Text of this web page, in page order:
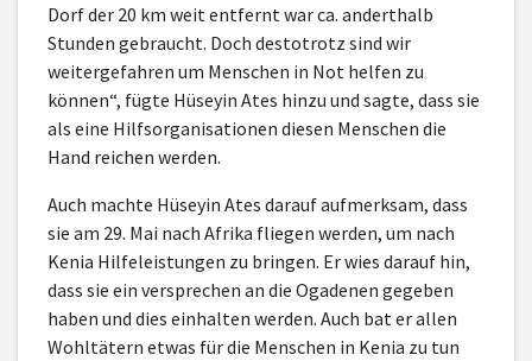
Dorf der 20 km weit entfernt war ca. anderthalb
Stunden gebraucht. Doch destotrotz sind wir
weitergefahren um Menschen in Not helfen zu
können“, fügte Hüseyin Ates hinzu und sagte, dass sie
als eine Hilfsorganisationen diesen Menschen die
Hand reichen werden.
Auch machte Hüseyin Ates darauf aufmerksam, dass
sie am 29. Mai nach Afrika fliegen werden, um nach
Kenia Hilfeleistungen zu bringen. Er wies darauf hin,
dass sie ein versprechen an die Ogadenen gegeben
haben und dies einhalten werden. Auch bat er allen
Wohltätern etwas für die Menschen in Kenia zu tun